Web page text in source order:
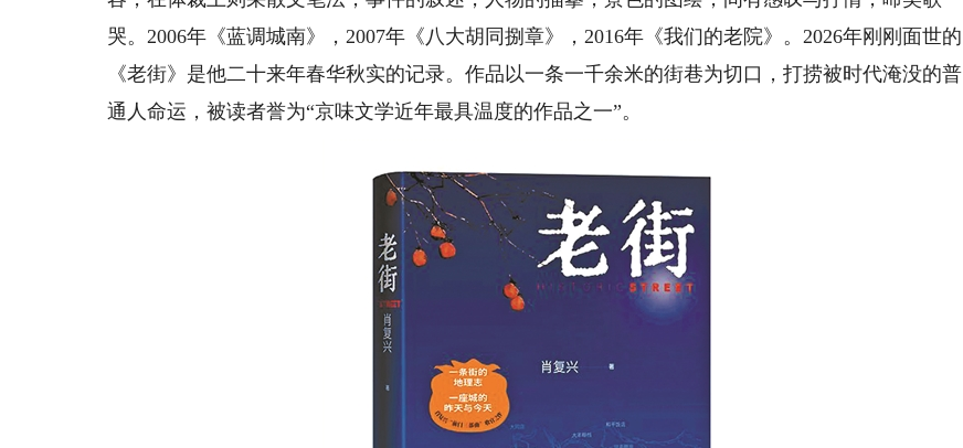
哭。2006年《蓝调城南》，2007年《八大胡同捌章》，2016年《我们的老院》。2026年刚刚面世的
《老街》是他二十来年春华秋实的记录。作品以一条一千余米的街巷为切口，打捞被时代淹没的普
通人命运，被读者誉为“京味文学近年最具温度的作品之一”。